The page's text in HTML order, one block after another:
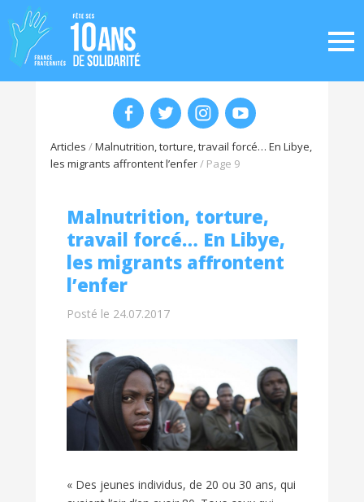
Articles /Malnutrition, torture, travail forcé… En Libye,
les migrants affrontent l’enfer/ Page 9
Malnutrition, torture,
travail forcé… En Libye,
les migrants affrontent
l’enfer
Posté le 24.07.2017
« Des jeunes individus, de 20 ou 30 ans, qui